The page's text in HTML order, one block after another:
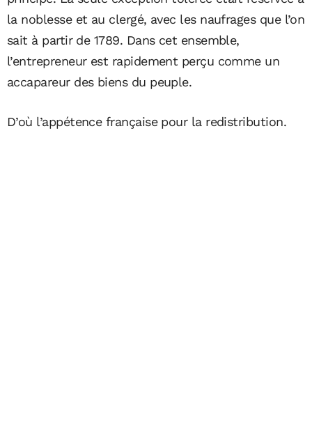
la noblesse et au clergé, avec les naufrages que l’on
sait à partir de 1789. Dans cet ensemble,
l’entrepreneur est rapidement perçu comme un
accapareur des biens du peuple.
D’où l’appétence française pour la redistribution.